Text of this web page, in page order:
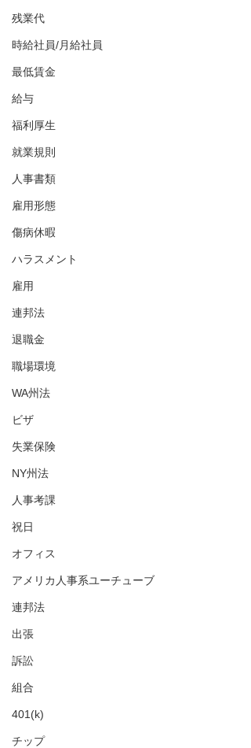
残業代
時給社員/月給社員
最低賃金
給与
福利厚生
就業規則
人事書類
雇用形態
傷病休暇
ハラスメント
雇用
連邦法
退職金
職場環境
WA州法
ビザ
失業保険
NY州法
人事考課
祝日
オフィス
アメリカ人事系ユーチューブ
連邦法
出張
訴訟
組合
401(k)
チップ